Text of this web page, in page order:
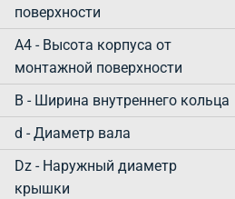
поверхности
A4 - Высота корпуса от
монтажной поверхности
B - Ширина внутреннего кольца
d - Диаметр вала
Dz - Наружный диаметр
крышки